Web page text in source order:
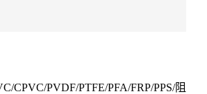
CPVC/PVDF/PTFE/PFA/FRP/PPS/阻